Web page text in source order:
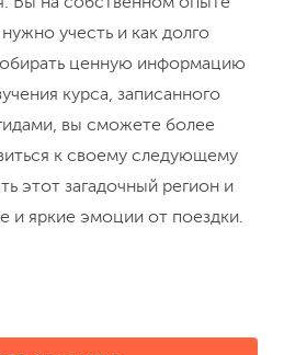
учесть и как долго
ценную информацию
курса, записанного
вы сможете более
к своему следующему
этот загадочный регион и
и яркие эмоции от поездки.